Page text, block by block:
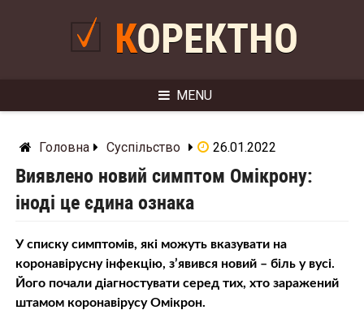
КОРЕКТНО
MENU
Головна Суспільство 26.01.2022
Виявлено новий симптом Омікрону:
іноді це єдина ознака
У списку симптомів, які можуть вказувати на
коронавірусну інфекцію, з’явився новий – біль у вусі.
Його почали діагностувати серед тих, хто заражений
штамом коронавірусу Омікрон.